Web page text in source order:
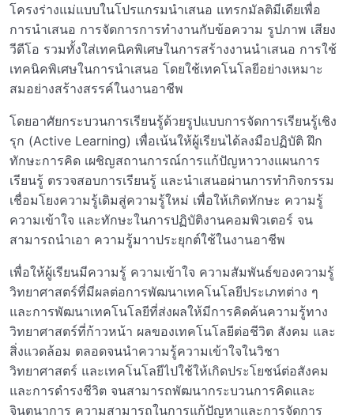
โครงร่างแม่แบบในโปรแกรมนำเสนอ แทรกมัลติมีเดียเพื่อ
การนำเสนอ การจัดการการทำงานกับข้อความ รูปภาพ เสียง
วีดีโอ รวมทั้งใส่เทคนิคพิเศษในการสร้างงานนำเสนอ การใช้
เทคนิคพิเศษในการนำเสนอ โดยใช้เทคโนโลยีอย่างเหมาะ
สมอย่างสร้างสรรค์ในงานอาชีพ
โดยอาศัยกระบวนการเรียนรู้ด้วยรูปแบบการจัดการเรียนรู้เชิง
รุก (Active Learning) เพื่อเน้นให้ผู้เรียนได้ลงมือปฏิบัติ ฝึก
ทักษะการคิด เผชิญสถานการณ์การแก้ปัญหาวางแผนการ
เรียนรู้ ตรวจสอบการเรียนรู้ และนำเสนอผ่านการทำกิจกรรม
เชื่อมโยงความรู้เดิมสู่ความรู้ใหม่ เพื่อให้เกิดทักษะ ความรู้
ความเข้าใจ และทักษะในการปฏิบัติงานคอมพิวเตอร์ จน
สามารถนำเอา ความรู้มาาประยุกต์ใช้ในงานอาชีพ
เพื่อให้ผู้เรียนมีความรู้ ความเข้าใจ ความสัมพันธ์ของความรู้
วิทยาศาสตร์ที่มีผลต่อการพัฒนาเทคโนโลยีประเภทต่าง ๆ
และการพัฒนาเทคโนโลยีที่ส่งผลให้มีการคิดค้นความรู้ทาง
วิทยาศาสตร์ที่ก้าวหน้า ผลของเทคโนโลยีต่อชีวิต สังคม และ
สิ่งแวดล้อม ตลอดจนนำความรู้ความเข้าใจในวิชา
วิทยาศาสตร์ และเทคโนโลยีไปใช้ให้เกิดประโยชน์ต่อสังคม
และการดำรงชีวิต จนสามารถพัฒนากระบวนการคิดและ
จินตนาการ ความสามารถในการแก้ปัญหาและการจัดการ